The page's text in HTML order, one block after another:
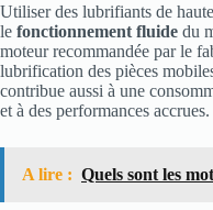
Utiliser des lubrifiants de
le fonctionnement fluide du
moteur recommandée par le
lubrification des pièces
contribue aussi à une
et à des performances accrues.
A lire : Quels sont les